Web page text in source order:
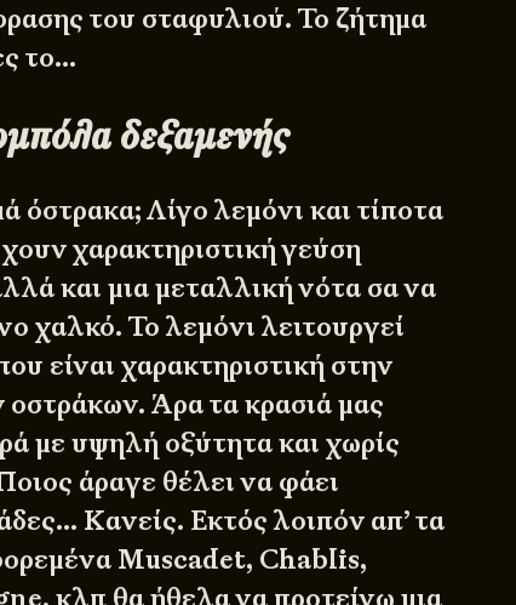
του σταφυλιού. Το ζήτημα
το…
δεξαμενής
όστρακα; Λίγο λεμόνι και τίποτα
χαρακτηριστική γεύση
και μια μεταλλική νότα σα να
χαλκό. Το λεμόνι λειτουργεί
είναι χαρακτηριστική στην
Άρα τα κρασιά μας
με υψηλή οξύτητα και χωρίς
άραγε θέλει να φάει
Κανείς. Εκτός λοιπόν απ’ τα
Muscadet, Chablis,